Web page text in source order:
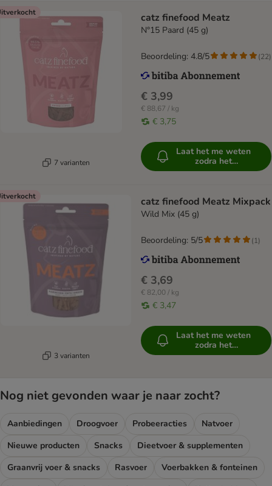
7 varianten
catz finefood Meatz
N°15 Paard (45 g)
€ 3,99
€ 88,67 / kg
€ 3,75
Beoordeling: 4.8/5 (22)
Laat het me weten
zodra het
beschikbaar is
3 varianten
catz finefood Meatz Mixpack
Wild Mix (45 g)
€ 3,69
€ 82,00 / kg
€ 3,47
Beoordeling: 5/5 (1)
Laat het me weten
zodra het
beschikbaar is
Nog niet gevonden waar je naar zocht?
Aanbiedingen Droogvoer Probeeracties
Natvoer
Nieuwe producten
Snacks
Dieetvoer & supplementen
Graanvrij voer & snacks
Rasvoer
Voerbakken & fonteinen